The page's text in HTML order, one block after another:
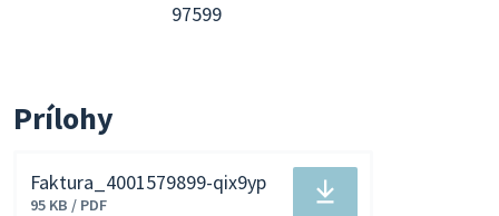
97599
Prílohy
Stiahnuť
Faktura_4001579899-qix9yp
95 KB / PDF